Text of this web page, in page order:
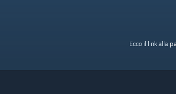
Ecco il link alla